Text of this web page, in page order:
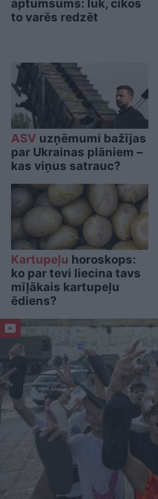
aptumsums: lūk, cikos
to varēs redzēt
ASV uzņēmumi bažījas
par Ukrainas plāniem –
kas viņus satrauc?
Kartupeļu horoskops:
ko par tevi liecina tavs
mīļākais kartupeļu
ēdiens?